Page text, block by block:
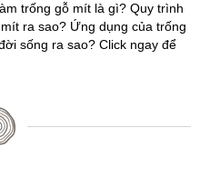
trống gỗ mít là gì? Quy trình
ra sao? Ứng dụng của trống
sống ra sao? Click ngay để